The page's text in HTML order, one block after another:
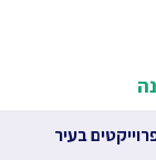
בעיר